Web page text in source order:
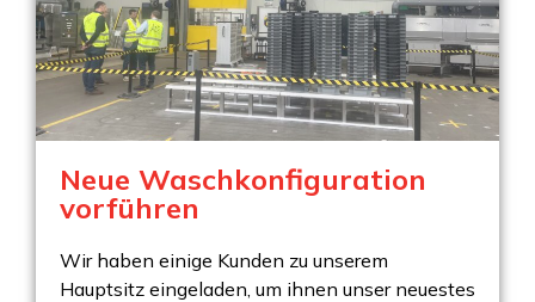
Neue Waschkonfiguration
vorführen
Wir haben einige Kunden zu unserem
Hauptsitz eingeladen, um ihnen unser neuestes